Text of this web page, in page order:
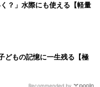
？」水際にも使える【軽量
どもの記憶に一生残る【極
Recommended by